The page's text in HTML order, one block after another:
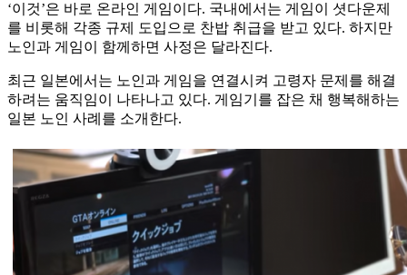
‘이것’은 바로 온라인 게임이다. 국내에서는 게임이 셧다운제
를 비롯해 각종 규제 도입으로 찬밥 취급을 받고 있다. 하지만
노인과 게임이 함께하면 사정은 달라진다.
최근 일본에서는 노인과 게임을 연결시켜 고령자 문제를 해결
하려는 움직임이 나타나고 있다. 게임기를 잡은 채 행복해하는
일본 노인 사례를 소개한다.